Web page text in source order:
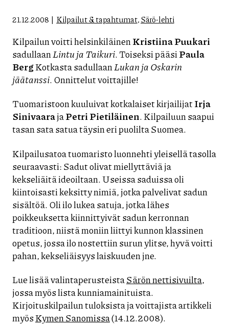
21.12.2008 Kilpailut & tapahtumat,Särö-lehti
Kilpailun voitti helsinkiläinenKristiina Puukari
sadullaanLintu ja Taikuri. Toiseksi pääsiPaula
BergKotkasta sadullaanLukan ja Oskarin
jäätanssi. Onnittelut voittajille!
Tuomaristoon kuuluivat kotkalaiset kirjailijatIrja
SinivaarajaPetri Pietiläinen. Kilpailuun saapui
tasan sata satua täysin eri puolilta Suomea.
Kilpailusatoa tuomaristo luonnehti yleisellä tasolla
seuraavasti: Sadut olivat miellyttäviä ja
kekseliäitä ideoiltaan. Useissa saduissa oli
kiintoisasti keksitty nimiä, jotka palvelivat sadun
sisältöä. Oli ilo lukea satuja, jotka lähes
poikkeuksetta kiinnittyivät sadun kerronnan
traditioon, niistä moniin liittyi kunnon klassinen
opetus, jossa ilo nostettiin surun ylitse, hyvä voitti
pahan, kekseliäisyys laiskuuden jne.
Lue lisää valintaperusteistaSärön nettisivuilta,
jossa myös lista kunniamainituista.
Kirjoituskilpailun tuloksista ja voittajista artikkeli
myösKymen Sanomissa(14.12.2008).